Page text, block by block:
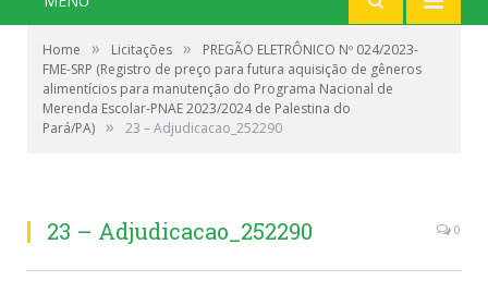
Home » Licitações »
PREGÃO ELETRÔNICO Nº 024/2023-
FME-SRP (Registro de preço para futura aquisição de gêneros
alimentícios para manutenção do Programa Nacional de
Merenda Escolar-PNAE 2023/2024 de Palestina do
Pará/PA) » 23 – Adjudicacao_252290
23 – Adjudicacao_252290 0